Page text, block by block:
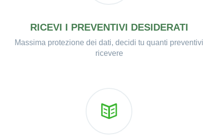
RICEVI I PREVENTIVI DESIDERATI
Massima protezione dei dati, decidi tu quanti preventivi
ricevere